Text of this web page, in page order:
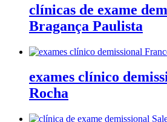
clínicas de exame
Bragança Paulista
exames clínico
Rocha